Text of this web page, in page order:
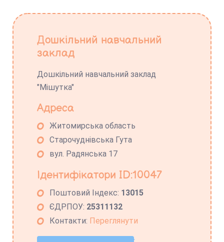
Дошкільний навчальний
заклад
Дошкільний навчальний заклад
"Мішутка"
Адреса
Житомирська область
Старочуднівська Гута
вул. Радянська 17
Ідентифікатори ID:10047
Поштовий Індекс: 13015
ЄДРПОУ: 25311132
Контакти: Переглянути